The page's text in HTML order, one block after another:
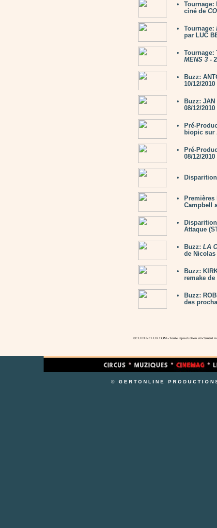
Tournage:
ciné de
Tournage:
par LUC
MENS 3 -
Buzz:
10/12/2010
Buzz:
08/12/2010
Pré-
biopic sur
Pré-
08/12/2010
Premières
Campbell
Attaque
Buzz: LA
de Nicolas
Buzz:
remake
Buzz:
des
©CULTURCLUB.COM - Toute reproduction strictement
© GERTONLINE